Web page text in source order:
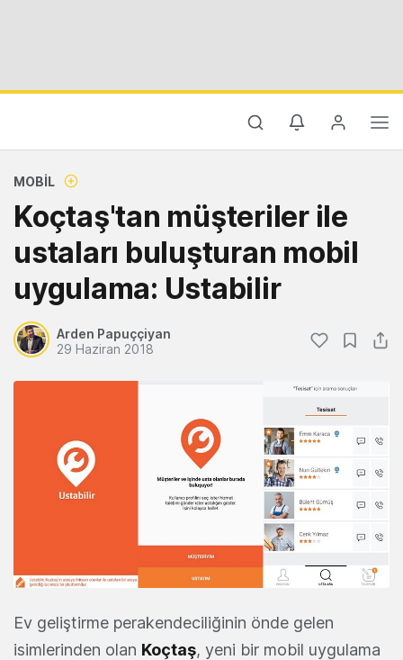
MOBIL
Koçtaş'tan müşteriler ile
ustaları buluşturan mobil
uygulama: Ustabilir
Arden Papuççiyan
29 Haziran 2018
Ev geliştirme perakendeciliğinin önde gelen
isimlerinden olan Koçtaş, yeni bir mobil uygulama